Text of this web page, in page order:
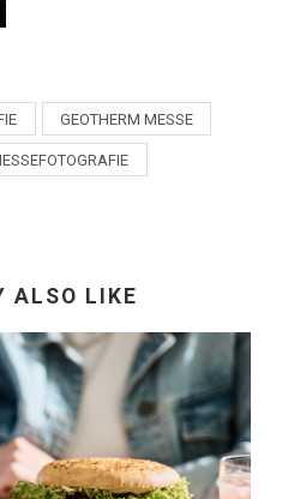
GEOTHERM MESSE
ALSO LIKE